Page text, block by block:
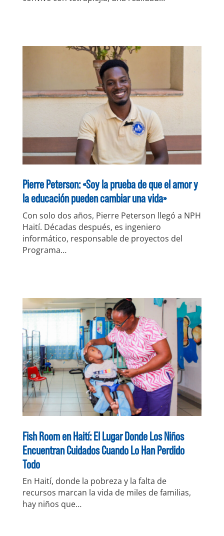
Pierre Peterson: «Soy la prueba de que el amor y
la educación pueden cambiar una vida»
Con solo dos años, Pierre Peterson llegó a NPH
Haití. Décadas después, es ingeniero
informático, responsable de proyectos del
Programa…
Fish Room en Haití: El Lugar Donde Los Niños
Encuentran Cuidados Cuando Lo Han Perdido
Todo
En Haití, donde la pobreza y la falta de
recursos marcan la vida de miles de familias,
hay niños que…